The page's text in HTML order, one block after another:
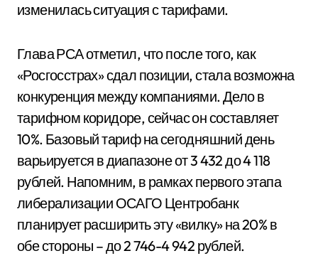
изменилась ситуация с тарифами.
Глава РСА отметил, что после того, как
«Росгосстрах» сдал позиции, стала возможна
конкуренция между компаниями. Дело в
тарифном коридоре, сейчас он составляет
10%. Базовый тариф на сегодняшний день
варьируется в диапазоне от 3 432 до 4 118
рублей. Напомним, в рамках первого этапа
либерализации ОСАГО Центробанк
планирует расширить эту «вилку» на 20% в
обе стороны – до 2 746-4 942 рублей.